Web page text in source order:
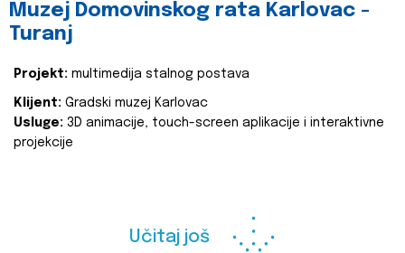
Muzej Domovinskog rata Karlovac -
Turanj
Projekt: multimedija stalnog postava
Klijent: Gradski muzej Karlovac
Usluge: 3D animacije, touch-screen aplikacije i interaktivne
projekcije
Učitaj još